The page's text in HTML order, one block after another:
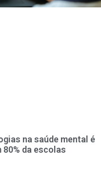
na saúde mental é
da escolas